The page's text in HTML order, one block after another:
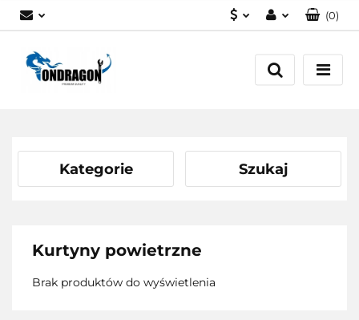
Zaloguj się
Załóż konto
(0)
Kategorie Szukaj
Kurtyny powietrzne
Brak produktów do wyświetlenia